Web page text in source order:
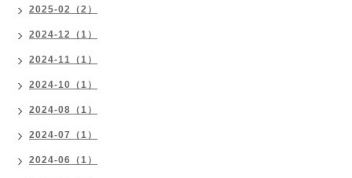
2025-02（2）
2024-12（1）
2024-11（1）
2024-10（1）
2024-08（1）
2024-07（1）
2024-06（1）